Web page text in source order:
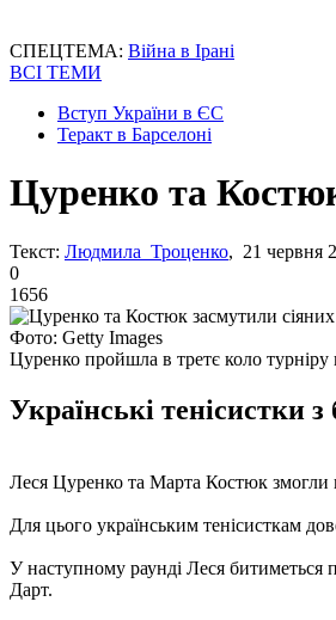
СПЕЦТЕМА: Війна в Ірані
ВСІ ТЕМИ
Вступ України в ЄС
Теракт в Барселоні
Цуренко та
Текст: Людмила Троценко, 21 червня
0
1656
Фото: Getty Images
Цуренко пройшла в третє коло турніру
Українські тенісистки
Леся Цуренко та Марта Костюк змогли
Для цього українським тенісисткам
У наступному раунді Леся битиметься
Дарт.